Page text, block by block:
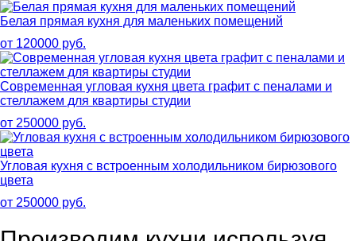
Белая прямая кухня для маленьких помещений
от 120000 руб.
Современная угловая кухня цвета графит с пеналами и
стеллажем для квартиры студии
от 250000 руб.
Угловая кухня с встроенным холодильником бирюзового
цвета
от 250000 руб.